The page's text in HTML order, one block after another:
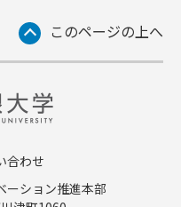
このページの上へ
合わせ
ーション推進本部